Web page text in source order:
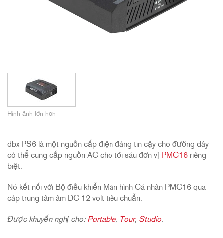
Hình ảnh lớn hơn
dbx PS6 là một nguồn cấp điện đáng tin cậy cho đường dây
có thể cung cấp nguồn AC cho tới sáu đơn vị PMC16 riêng
biệt.
Nó kết nối với Bộ điều khiển Màn hình Cá nhân PMC16 qua
cáp trung tâm âm DC 12 volt tiêu chuẩn.
Được khuyến nghị cho: Portable, Tour, Studio.